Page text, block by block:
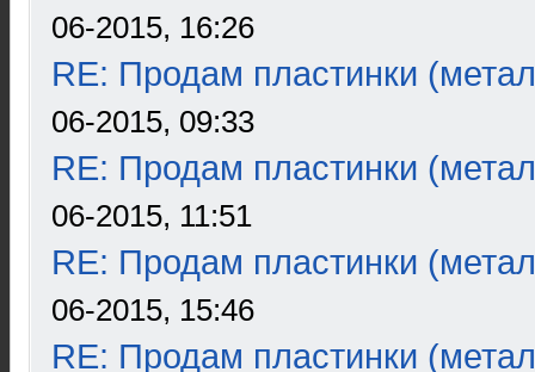
06-2015, 16:26
RE: Продам пластинки
06-2015, 09:33
RE: Продам пластинки
06-2015, 11:51
RE: Продам пластинки
06-2015, 15:46
RE: Продам пластинки